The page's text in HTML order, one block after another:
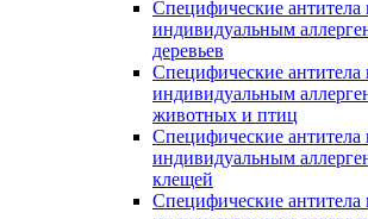
Специфические антитела
индивидуальным
деревьев
Специфические антитела
индивидуальным
животных и птиц
Специфические антитела
индивидуальным
клещей
Специфические антитела